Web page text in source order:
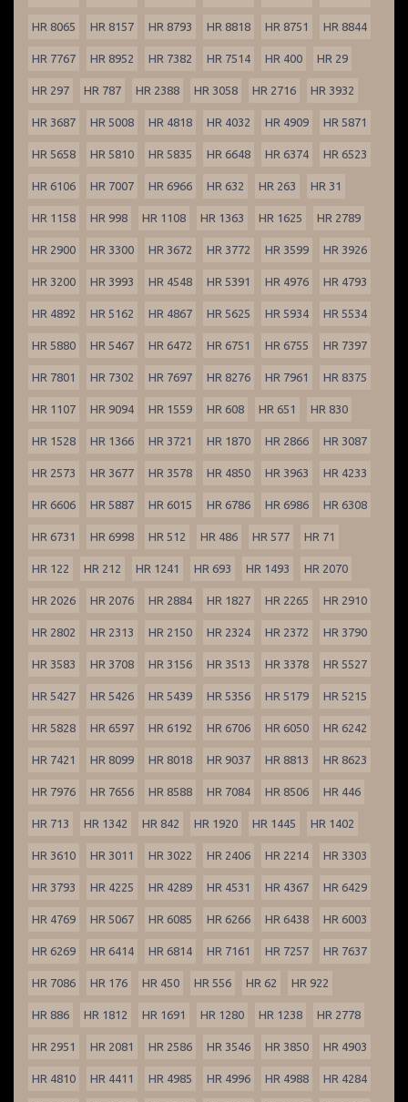
HR 8065 HR 8157 HR 8793 HR 8818 HR 8751 HR 8844
HR 7767 HR 8952 HR 7382 HR 7514 HR 400 HR 29
HR 297 HR 787 HR 2388 HR 3058 HR 2716 HR 3932
HR 3687 HR 5008 HR 4818 HR 4032 HR 4909 HR 5871
HR 5658 HR 5810 HR 5835 HR 6648 HR 6374 HR 6523
HR 6106 HR 7007 HR 6966 HR 632 HR 263 HR 31
HR 1158 HR 998 HR 1108 HR 1363 HR 1625 HR 2789
HR 2900 HR 3300 HR 3672 HR 3772 HR 3599 HR 3926
HR 3200 HR 3993 HR 4548 HR 5391 HR 4976 HR 4793
HR 4892 HR 5162 HR 4867 HR 5625 HR 5934 HR 5534
HR 5880 HR 5467 HR 6472 HR 6751 HR 6755 HR 7397
HR 7801 HR 7302 HR 7697 HR 8276 HR 7961 HR 8375
HR 1107 HR 9094 HR 1559 HR 608 HR 651 HR 830
HR 1528 HR 1366 HR 3721 HR 1870 HR 2866 HR 3087
HR 2573 HR 3677 HR 3578 HR 4850 HR 3963 HR 4233
HR 6606 HR 5887 HR 6015 HR 6786 HR 6986 HR 6308
HR 6731 HR 6998 HR 512 HR 486 HR 577 HR 71
HR 122 HR 212 HR 1241 HR 693 HR 1493 HR 2070
HR 2026 HR 2076 HR 2884 HR 1827 HR 2265 HR 2910
HR 2802 HR 2313 HR 2150 HR 2324 HR 2372 HR 3790
HR 3583 HR 3708 HR 3156 HR 3513 HR 3378 HR 5527
HR 5427 HR 5426 HR 5439 HR 5356 HR 5179 HR 5215
HR 5828 HR 6597 HR 6192 HR 6706 HR 6050 HR 6242
HR 7421 HR 8099 HR 8018 HR 9037 HR 8813 HR 8623
HR 7976 HR 7656 HR 8588 HR 7084 HR 8506 HR 446
HR 713 HR 1342 HR 842 HR 1920 HR 1445 HR 1402
HR 3610 HR 3011 HR 3022 HR 2406 HR 2214 HR 3303
HR 3793 HR 4225 HR 4289 HR 4531 HR 4367 HR 6429
HR 4769 HR 5067 HR 6085 HR 6266 HR 6438 HR 6003
HR 6269 HR 6414 HR 6814 HR 7161 HR 7257 HR 7637
HR 7086 HR 176 HR 450 HR 556 HR 62 HR 922
HR 886 HR 1812 HR 1691 HR 1280 HR 1238 HR 2778
HR 2951 HR 2081 HR 2586 HR 3546 HR 3850 HR 4903
HR 4810 HR 4411 HR 4985 HR 4996 HR 4988 HR 4284